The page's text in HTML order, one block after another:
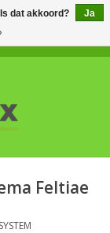
Feltiae
dat akkoord?
Ja